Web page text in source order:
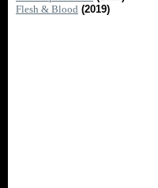
Flesh & Blood (2019)